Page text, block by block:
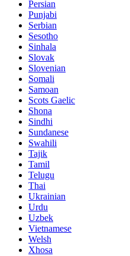
Persian
Punjabi
Serbian
Sesotho
Sinhala
Slovak
Slovenian
Somali
Samoan
Scots Gaelic
Shona
Sindhi
Sundanese
Swahili
Tajik
Tamil
Telugu
Thai
Ukrainian
Urdu
Uzbek
Vietnamese
Welsh
Xhosa